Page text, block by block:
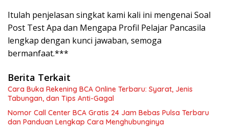
Itulah penjelasan singkat kami kali ini mengenai Soal
Post Test Apa dan Mengapa Profil Pelajar Pancasila
lengkap dengan kunci jawaban, semoga
bermanfaat.***
Berita Terkait
Cara Buka Rekening BCA Online Terbaru: Syarat, Jenis
Tabungan, dan Tips Anti-Gagal
Nomor Call Center BCA Gratis 24 Jam Bebas Pulsa Terbaru
dan Panduan Lengkap Cara Menghubunginya